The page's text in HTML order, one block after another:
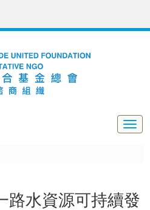
路水資源可持續發